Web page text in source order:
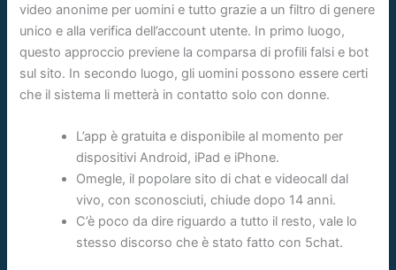
video anonime per uomini e tutto grazie a un filtro di genere
unico e alla verifica dell’account utente. In primo luogo,
questo approccio previene la comparsa di profili falsi e bot
sul sito. In secondo luogo, gli uomini possono essere certi
che il sistema li metterà in contatto solo con donne.
L’app è gratuita e disponibile al momento per
dispositivi Android, iPad e iPhone.
Omegle, il popolare sito di chat e videocall dal
vivo, con sconosciuti, chiude dopo 14 anni.
C’è poco da dire riguardo a tutto il resto, vale lo
stesso discorso che è stato fatto con 5chat.